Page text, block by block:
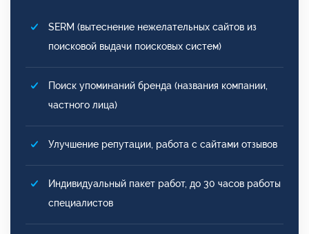
SERM (вытеснение нежелательных сайтов из
поисковой выдачи поисковых систем)
Поиск упоминаний бренда (названия компании,
частного лица)
Улучшение репутации, работа с сайтами отзывов
Индивидуальный пакет работ, до 30 часов работы
специалистов